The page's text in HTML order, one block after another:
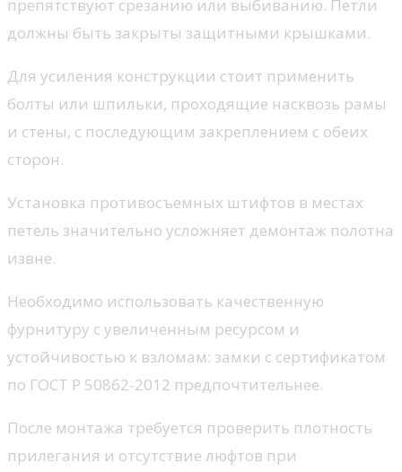
препятствуют срезанию или выбиванию. Петли
должны быть закрыты защитными крышками.
Для усиления конструкции стоит применить
болты или шпильки, проходящие насквозь рамы
и стены, с последующим закреплением с обеих
сторон.
Установка противосъемных штифтов в местах
петель значительно усложняет демонтаж полотна
извне.
Необходимо использовать качественную
фурнитуру с увеличенным ресурсом и
устойчивостью к взломам: замки с сертификатом
по ГОСТ Р 50862-2012 предпочтительнее.
После монтажа требуется проверить плотность
прилегания и отсутствие люфтов при